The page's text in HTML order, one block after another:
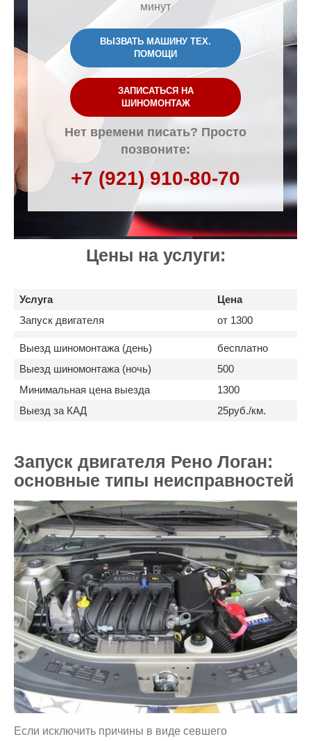
минут
ВЫЗВАТЬ МАШИНУ ТЕХ.
ПОМОЩИ
ЗАПИСАТЬСЯ НА
ШИНОМОНТАЖ
Нет времени писать? Просто
позвоните:
+7 (921) 910-80-70
Цены на услуги:
Услуга
Цена
Запуск двигателя
от 1300
Выезд шиномонтажа (день)
бесплатно
Выезд шиномонтажа (ночь)
500
Минимальная цена выезда
1300
Выезд за КАД
25руб./км.
Запуск двигателя Рено Логан:
основные типы неисправностей
Если исключить причины в виде севшего